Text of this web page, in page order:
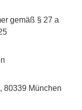
gemäß § 27 a
80339 München